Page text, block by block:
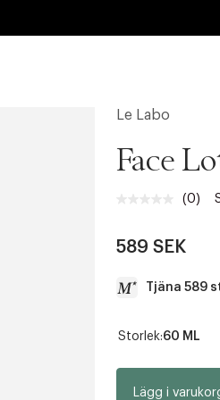
Le Labo
Face
Inget
till
(0)
589 SEK
Tjäna 589
a
Storlek:60 ML
Lägg i